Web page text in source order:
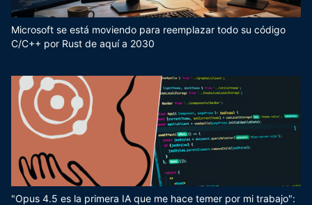
Microsoft se está moviendo para reemplazar todo su código
C/C++ por Rust de aquí a 2030
"Opus 4.5 es la primera IA que me hace temer por mi trabajo":